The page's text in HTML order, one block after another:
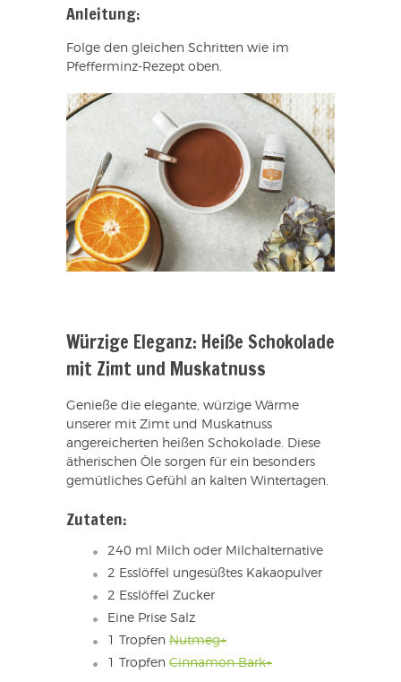
Anleitung:
Folge den gleichen Schritten wie im
Pfefferminz-Rezept oben.
Würzige Eleganz: Heiße Schokolade
mit Zimt und Muskatnuss
Genieße die elegante, würzige Wärme
unserer mit Zimt und Muskatnuss
angereicherten heißen Schokolade. Diese
ätherischen Öle sorgen für ein besonders
gemütliches Gefühl an kalten Wintertagen.
Zutaten:
240 ml Milch oder Milchalternative
2 Esslöffel ungesüßtes Kakaopulver
2 Esslöffel Zucker
Eine Prise Salz
1 Tropfen Nutmeg+
1 Tropfen Cinnamon Bark+